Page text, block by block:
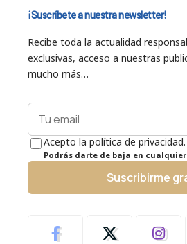
¡Suscríbete a nuestra newsletter!
Recibe toda la actualidad
exclusivas, acceso a nuestras
mucho más…
Acepto la política de privacidad.
Podrás darte de baja en
Suscribirme